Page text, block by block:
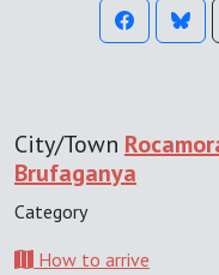
City/Town
Brufaganya
Category
How to arrive